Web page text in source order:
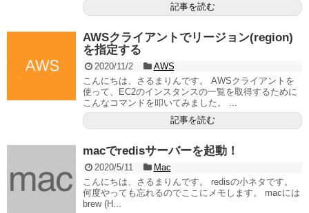
記事を読む
AWSクライアントでリージョン(region)
を指定する
2020/11/2
AWS
こんにちは、さるまりんです。 AWSクライアントを
使って、EC2のインスタンスの一覧を取得するために
こんなコマンドを叩いてみました。 ...
記事を読む
macでredisサーバーを起動！
2020/5/11
Mac
こんにちは、さるまりんです。 redisの小ネタです。
何度やっても忘れるのでここにメモします。 macには
brew (H...